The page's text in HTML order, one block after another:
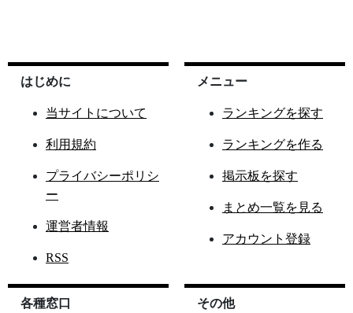
はじめに
当サイトについて
利用規約
プライバシーポリシ
ー
運営者情報
RSS
メニュー
ランキングを探す
ランキングを作る
掲示板を探す
まとめ一覧を見る
アカウント登録
各種窓口 その他